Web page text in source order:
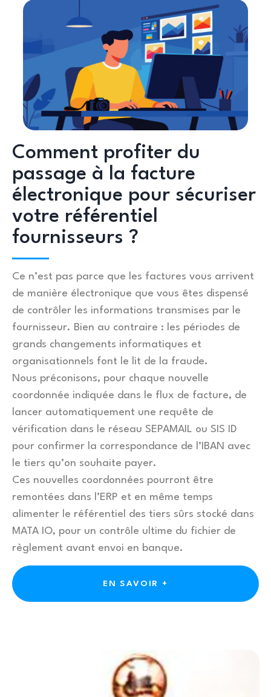
Comment profiter du
passage à la facture
électronique pour sécuriser
votre référentiel
fournisseurs ?
Ce n’est pas parce que les factures vous arrivent
de manière électronique que vous êtes dispensé
de contrôler les informations transmises par le
fournisseur. Bien au contraire : les périodes de
grands changements informatiques et
organisationnels font le lit de la fraude.
Nous préconisons, pour chaque nouvelle
coordonnée indiquée dans le flux de facture, de
lancer automatiquement une requête de
vérification dans le réseau SEPAMAIL ou SIS ID
pour confirmer la correspondance de l’IBAN avec
le tiers qu’on souhaite payer.
Ces nouvelles coordonnées pourront être
remontées dans l’ERP et en même temps
alimenter le référentiel des tiers sûrs stocké dans
MATA IO, pour un contrôle ultime du fichier de
règlement avant envoi en banque.
EN SAVOIR +